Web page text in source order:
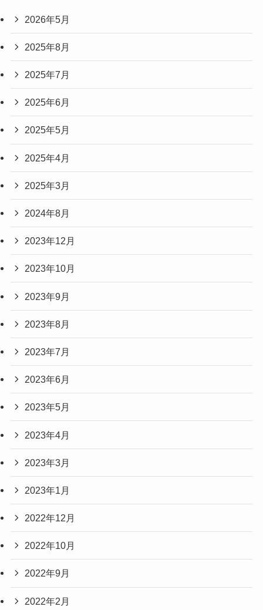
2026年5月
2025年8月
2025年7月
2025年6月
2025年5月
2025年4月
2025年3月
2024年8月
2023年12月
2023年10月
2023年9月
2023年8月
2023年7月
2023年6月
2023年5月
2023年4月
2023年3月
2023年1月
2022年12月
2022年10月
2022年9月
2022年2月